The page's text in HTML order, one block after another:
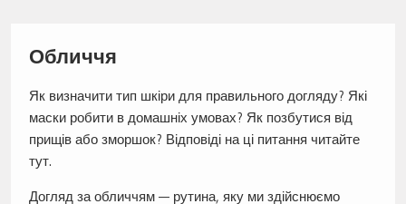
Обличчя
Як визначити тип шкіри для правильного догляду? Які
маски робити в домашніх умовах? Як позбутися від
прищів або зморшок? Відповіді на ці питання читайте
тут.
Догляд за обличчям — рутина, яку ми здійснюємо